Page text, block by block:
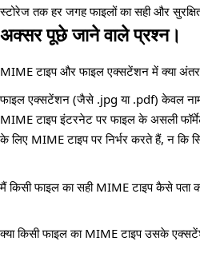
स्टोरेज तक हर जगह फाइलों का सही और
अक्सर पूछे जाने वाले प्रश्न।
MIME टाइप और फाइल एक्सटेंशन में क्या
फाइल एक्सटेंशन (जैसे .jpg या .pdf) केवल नाम
MIME टाइप इंटरनेट पर फाइल के असली
के लिए MIME टाइप पर निर्भर करते हैं, न कि
मैं किसी फाइल का सही MIME टाइप कैसे पता
क्या किसी फाइल का MIME टाइप उसके